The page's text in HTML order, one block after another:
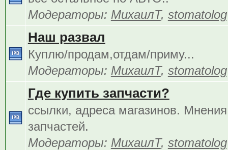
Модераторы: МихаилТ, stomatolog
Наш развал
Куплю/продам,отдам/приму...
Модераторы: МихаилТ, stomatolog
Где купить запчасти?
ссылки, адреса магазинов.
запчастей.
Модераторы: МихаилТ, stomatolog